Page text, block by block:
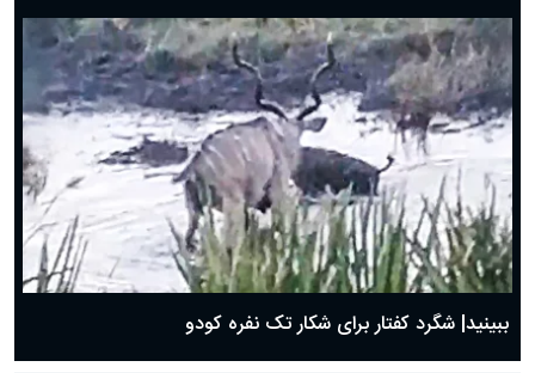
ببینید| شگرد کفتار برای شکار تک نفره کودو